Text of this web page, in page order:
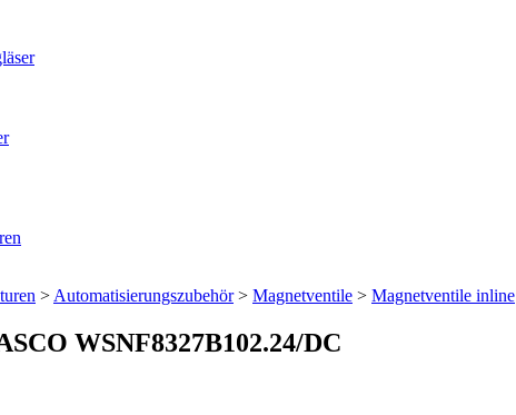
> Automatisierungszubehör> Magnetventile > Magnetventile inline
WSNF8327B102.24/DC